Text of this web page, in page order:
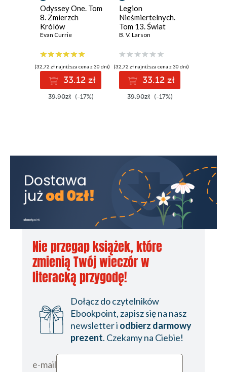
Odyssey One. Tom
8. Zmierzch
Królów
Evan Currie
(32,72 zł najniższa cena z 30 dni)
33.12 zł
39.90zł (-17%)
Legion
Nieśmiertelnych.
Tom 13. Świat
Szkła
B. V. Larson
(32,72 zł najniższa cena z 30 dni)
33.12 zł
39.90zł (-17%)
Nie przegap książek, które
zmienią Twój wieczór w
literacką przygodę!
Dołącz do czytelników
Ebookpoint, zapisz się na nasz
newsletter i odbierz darmowy
prezent. Czekamy na Ciebie!
e-mail